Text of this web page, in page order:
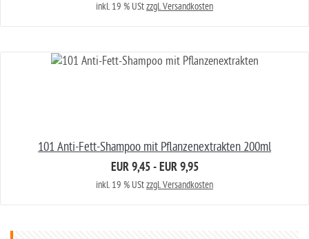
inkl. 19 % UStzzgl. Versandkosten
101 Anti-Fett-Shampoo mit Pflanzenextrakten 200ml
EUR 9,45 - EUR 9,95
inkl. 19 % UStzzgl. Versandkosten